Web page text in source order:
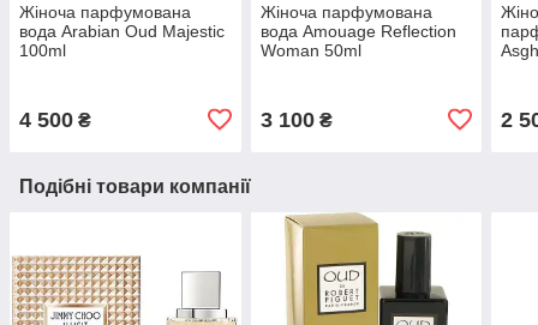
Жіноча парфумована
вода Arabian Oud Majestic
100ml
4 500 ₴
Жіноча парфумована
вода Amouage Reflection
Woman 50ml
3 100₴ 2
Подібні товари компанії